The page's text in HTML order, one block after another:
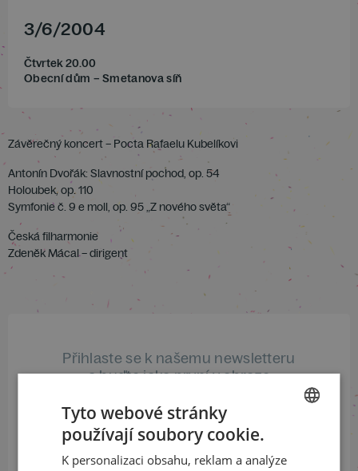
3/6/2004
Čtvrtek 20.00
Obecní dům – Smetanova síň
Závěrečný koncert – Pocta Rafaelu Kubelíkovi
Antonín Dvořák: Slavnostní pochod, op. 54
Holoubek, op. 110
Symfonie č. 9 e moll, op. 95 „Z nového světa“
Česká filharmonie
Zdeněk Mácal – dirigent
Přihlaste se k našemu newsletteru
a buďte jako první v obraze
ODEBÍRAT NEWSLETTER
ENGLISH
Tyto webové stránky
používají soubory cookie.
K personalizaci obsahu, reklam a analýze